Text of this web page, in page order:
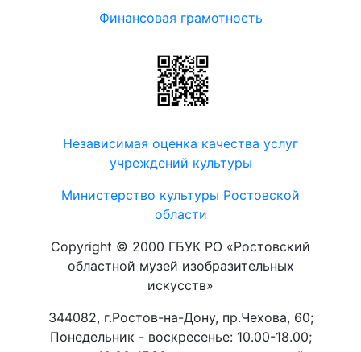
Финансовая грамотность
Независимая оценка качества услуг
учреждений культуры
Министерство культуры Ростовской
области
Copyright © 2000 ГБУК РО «Ростовский
областной музей изобразительных
искусств»
344082, г.Ростов-на-Дону, пр.Чехова, 60;
Понедельник - воскресенье: 10.00-18.00;